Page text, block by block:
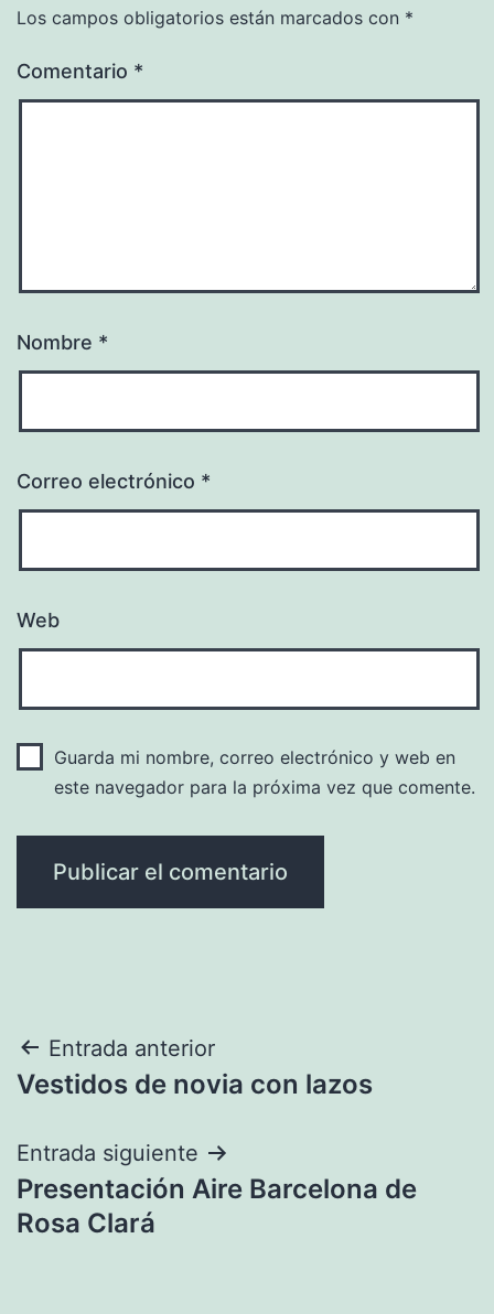
Los campos obligatorios están marcados con *
Comentario *
Nombre *
Correo electrónico *
Web
Guarda mi nombre, correo electrónico y web en
este navegador para la próxima vez que comente.
Navegación
de
entradas
Entrada anterior
Vestidos de novia con lazos
Entrada siguiente
Presentación Aire Barcelona de
Rosa Clará